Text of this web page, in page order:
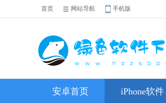
首页 网站导航 手机版
安卓首页 iPhone软件